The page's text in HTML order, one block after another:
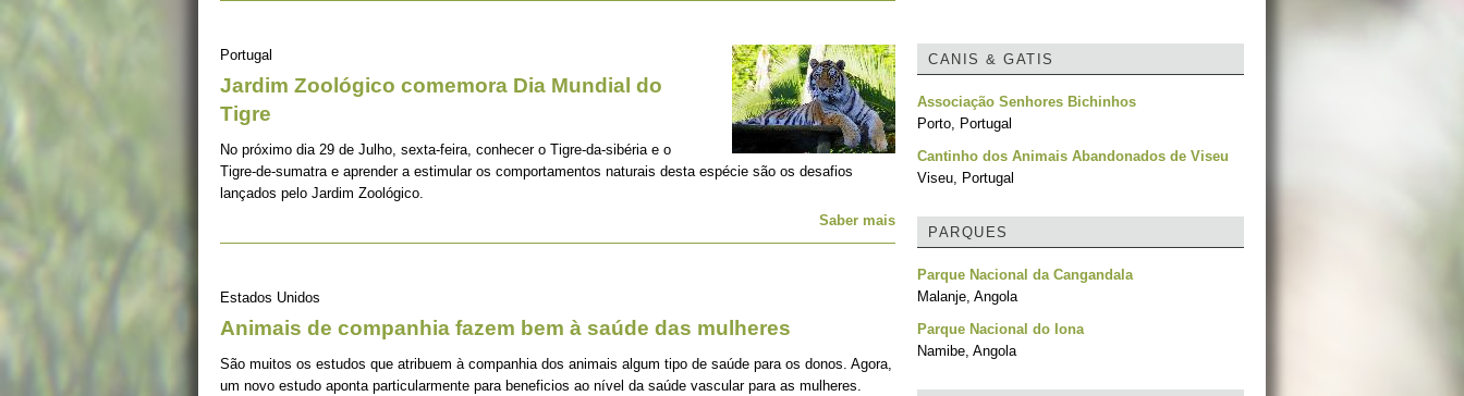
Portugal
Jardim Zoológico comemora Dia Mundial do
Tigre
No próximo dia 29 de Julho, sexta-feira, conhecer o Tigre-da-sibéria e o
Tigre-de-sumatra e aprender a estimular os comportamentos naturais desta espécie são os desafios
lançados pelo Jardim Zoológico.
Saber mais
Estados Unidos
Animais de companhia fazem bem à saúde das mulheres
São muitos os estudos que atribuem à companhia dos animais algum tipo de saúde para os donos. Agora,
um novo estudo aponta particularmente para beneficios ao nível da saúde vascular para as mulheres.
CANIS & GATIS
Associação Senhores Bichinhos
Porto, Portugal
Cantinho dos Animais Abandonados de Viseu
Viseu, Portugal
PARQUES
Parque Nacional da Cangandala
Malanje, Angola
Parque Nacional do Iona
Namibe, Angola